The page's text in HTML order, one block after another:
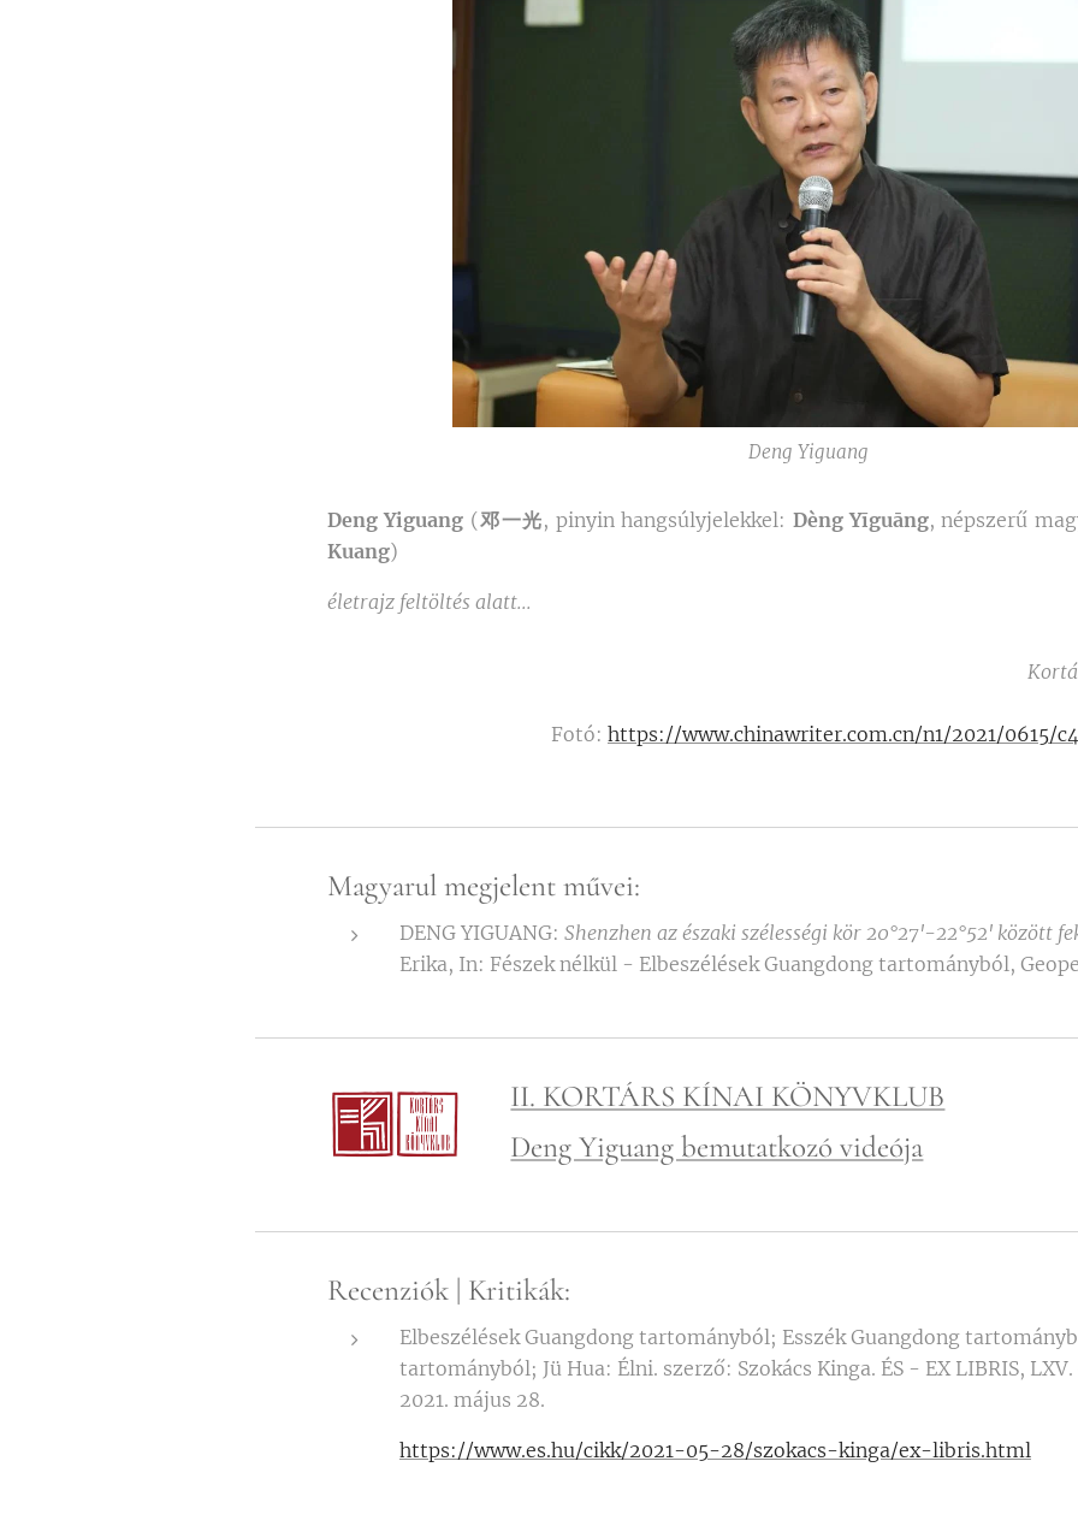
Deng Yiguang
Deng Yiguang (邓一光, pinyin hangsúlyjelekkel: Dèng Yīguāng, népszerű
Kuang)
életrajz feltöltés alatt...
Fotó: https://www.chinawriter.com.cn/n1/2021/0615/
Magyarul megjelent művei:
DENG YIGUANG: Shenzhen az északi szélességi kör 20°27'-22°52' között
Erika, In: Fészek nélkül - Elbeszélések Guangdong tartományból,
II. KORTÁRS KÍNAI KÖNYVKLUB
Deng Yiguang bemutatkozó videója
Recenziók | Kritikák:
Elbeszélések Guangdong tartományból; Esszék Guangdong
tartományból; Jü Hua: Élni. szerző: Szokács Kinga. ÉS - EX LIBRIS,
2021. május 28.
https://www.es.hu/cikk/2021-05-28/szokacs-kinga/ex-libris.html